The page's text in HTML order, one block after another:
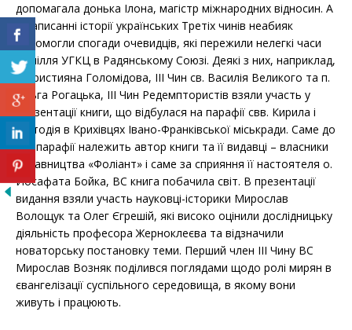
допомагала донька Ілона, магістр міжнародних відносин. А
в написанні історії українських Третіх чинів неабияк
допомогли спогади очевидців, які пережили нелегкі часи
підпілля УГКЦ в Радянському Союзі. Деякі з них, наприклад,
с. Християна Голомідова, ІІІ Чин св. Василія Великого та п.
Ольга Рогацька, ІІІ Чин Редемптористів взяли участь у
презентації книги, що відбулася на парафії свв. Кирила і
Методія в Крихівцях Івано-Франківської міськради. Саме до
цієї парафії належить автор книги та її видавці – власники
видавництва «Фоліант» і саме за сприяння її настоятеля о.
Йосафата Бойка, ВС книга побачила світ. В презентації
видання взяли участь науковці-історики Мирослав
Волощук та Олег Єгрешій, які високо оцінили дослідницьку
діяльність професора Жерноклеєва та відзначили
новаторську постановку теми. Перший член ІІІ Чину ВС
Мирослав Возняк поділився поглядами щодо ролі мирян в
євангелізації суспільного середовища, в якому вони
живуть і працюють.